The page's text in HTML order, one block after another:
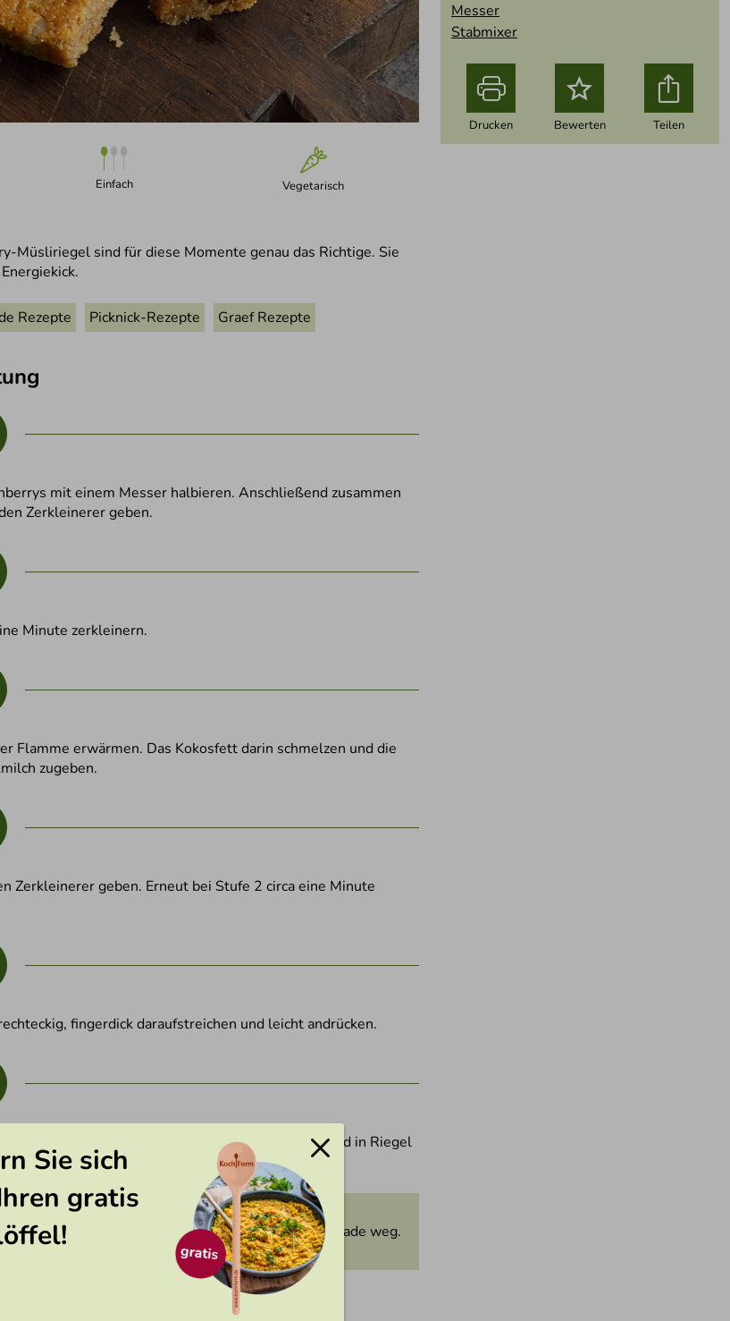
Einfach Vegetarisch
Müsliriegel sind für diese Momente genau das Richtige. Sie
Rezepte Picknick-Rezepte Graef Rezepte
mit einem Messer halbieren. Anschließend zusammen
Zerkleinerer geben.
Minute zerkleinern.
Flamme erwärmen. Das Kokosfett darin schmelzen und die
zugeben.
Zerkleinerer geben. Erneut bei Stufe 2 circa eine Minute
fingerdick daraufstreichen und leicht andrücken.
ca. 1 Stunde die Masse noch im warmen Zustand in Riegel
mag, der lässt ganz einfach die weiße Schokolade weg.
der Riegel.
Messer
Stabmixer
Drucken
o
Bewerten Teilen
Sie sich
gratis